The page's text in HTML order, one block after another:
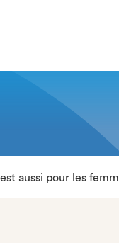
aussi pour les